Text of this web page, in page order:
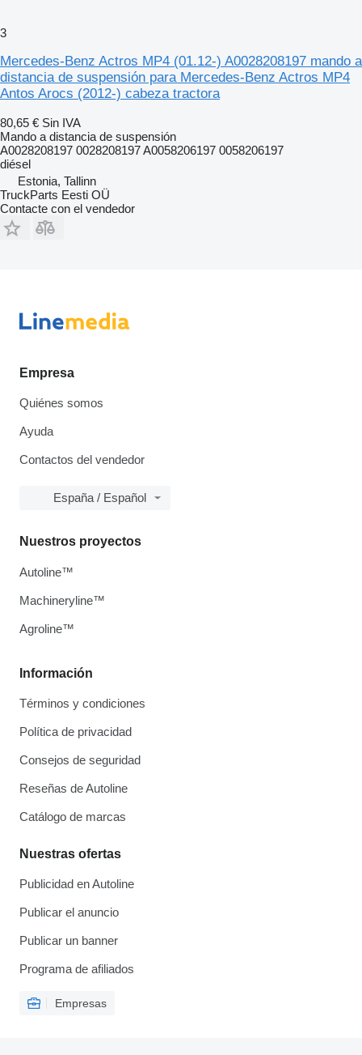
3
Mercedes-Benz Actros MP4 (01.12-) A0028208197 mando a
distancia de suspensión para Mercedes-Benz Actros MP4
Antos Arocs (2012-) cabeza tractora
80,65 € Sin IVA
Mando a distancia de suspensión
A0028208197 0028208197 A0058206197 0058206197
diésel
Estonia, Tallinn
TruckParts Eesti OÜ
Contacte con el vendedor
Empresa
Quiénes somos
Ayuda
Contactos del vendedor
España / Español
Información
Términos y condiciones
Política de privacidad
Consejos de seguridad
Reseñas de Autoline
Catálogo de marcas
Nuestras ofertas
Publicidad en Autoline
Publicar el anuncio
Publicar un banner
Programa de afiliados
Empresas
Nuestros proyectos
Autoline™
Machineryline™
Agroline™